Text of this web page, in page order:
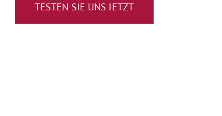
TESTEN SIE UNS JETZT